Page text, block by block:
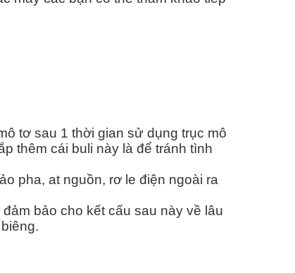
tơ sau 1 thời gian sử dụng trục mô
thêm cái buli này là để tránh tình
pha, at nguồn, rơ le điện ngoài ra
bảo cho kết cấu sau này về lâu